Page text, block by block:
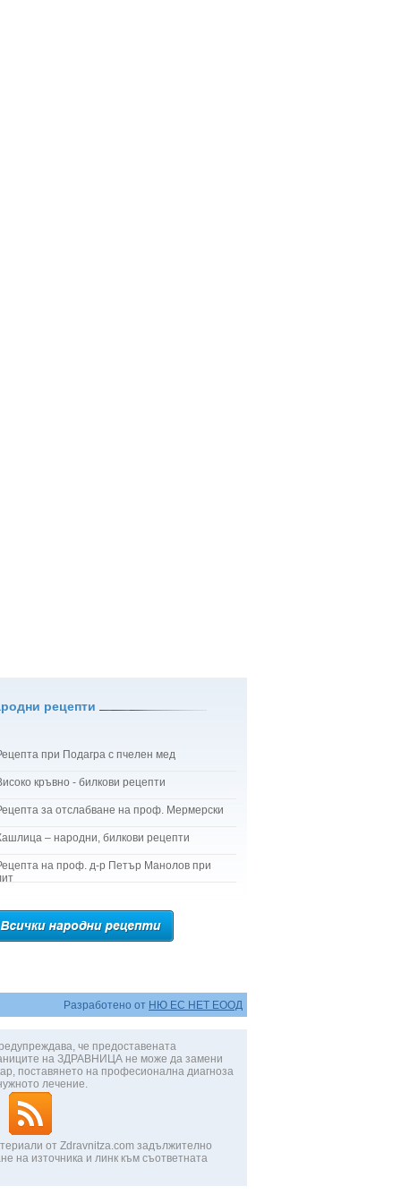
рецепти
при Подагра с пчелен мед
кръвно - билкови рецепти
за отслабване на проф. Мермерски
– народни, билкови рецепти
на проф. д-р Петър Манолов при
Разработено от НЮ ЕС НЕТ ЕООД
че предоставената
на ЗДРАВНИЦА не може да замени
поставянето на професионална диагноза
лечение.
от Zdravnitza.com задължително
на източника и линк към съответната